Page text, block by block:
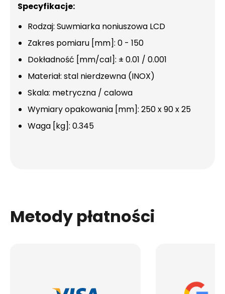
Specyfikacje:
Rodzaj: Suwmiarka noniuszowa LCD
Zakres pomiaru [mm]: 0 - 150
Dokładność [mm/cal]: ± 0.01 / 0.001
Materiał: stal nierdzewna (INOX)
Skala: metryczna / calowa
Wymiary opakowania [mm]: 250 x 90 x 25
Waga [kg]: 0.345
Metody płatności